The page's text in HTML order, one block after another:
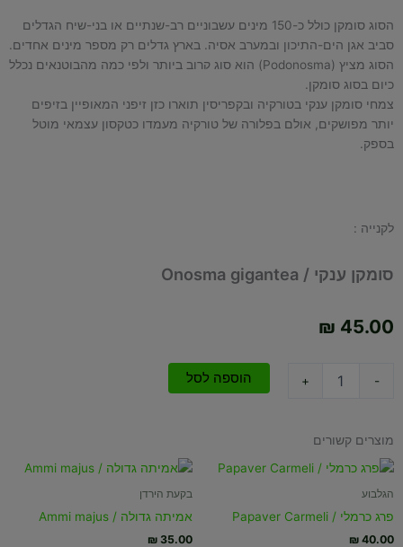
הסוג סומקן כולל כ-150 מינים עשבוניים רב-שנתיים או בני-שיח הגדלים
סביב אגן הים-התיכון ובמערב אסיה. בארץ גדלים רק מספר מינים אחדים.
הסוג מציץ (Podonosma) הוא סוג קרוב ביותר ולפי כמה מהבוטנאים נכלל
כיום בסוג סומקן.
צמחי סומקן ענקי בטורקיה ובקפריסין תוארו כזן זיפני המאופיין בזיפים
יותר מפושקים, אולם בפלורה של טורקיה מעמדו כטקסון עצמאי מוטל
בספק.
לקנייה :
סומקן ענקי / Onosma gigantea
₪ 45.00
-
/
Onosma
+ הוספה לסל
מוצרים קשורים
הגלבוע
פרג כרמלי / Papaver Carmeli
₪ 40.00
בקעת הירדן
אמיתה גדולה / Ammi majus
₪ 35.00